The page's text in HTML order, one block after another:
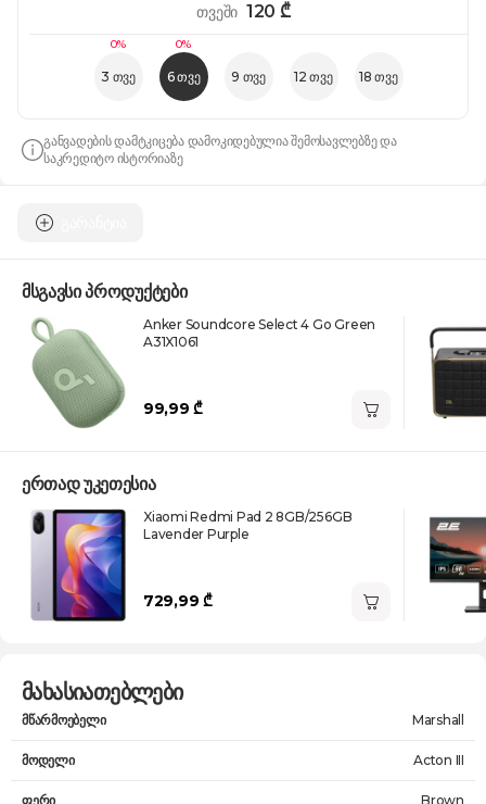
0%
3 თვე
0%
6 თვე 9 თვე 12 თვე 18 თვე
თვეში 120 ₾
განვადების დამტკიცება დამოკიდებულია შემოსავლებზე და
საკრედიტო ისტორიაზე
მსგავსი პროდუქტები
Anker Soundcore Select 4 Go Green
A31X1061
99,99 ₾
ერთად უკეთესია
Xiaomi Redmi Pad 2 8GB/256GB
Lavender Purple
729,99 ₾
მახასიათებლები
მწარმოებელი Marshall
მოდელი Acton III
ფერი Brown